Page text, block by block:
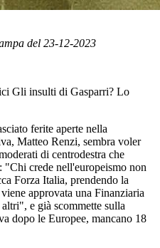
del 23-12-2023
Gli insulti di Gasparri? Lo
ferite aperte nella
Matteo Renzi, sembra voler
di centrodestra che
"Chi crede nell'europeismo non
Forza Italia, prendendo la
approvata una Finanziaria
e già scommette sulla
dopo le Europee, mancano 18